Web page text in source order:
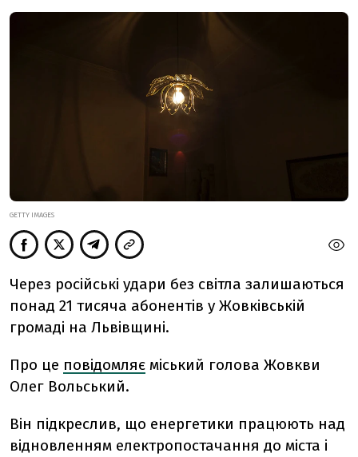
GETTY IMAGES
Через російські удари без світла залишаються
понад 21 тисяча абонентів у Жовківській
громаді на Львівщині.
Про це повідомляє міський голова Жовкви
Олег Вольський.
Він підкреслив, що енергетики працюють над
відновленням електропостачання до міста і